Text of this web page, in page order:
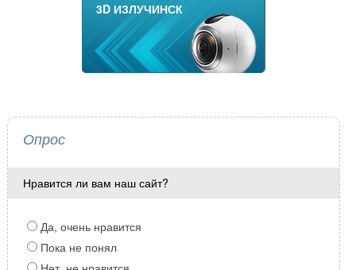
3D ИЗЛУЧИНСК
Опрос
Нравится ли вам наш сайт?
Да, очень нравится
Пока не понял